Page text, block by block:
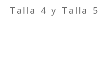
Talla 4 y Talla 5